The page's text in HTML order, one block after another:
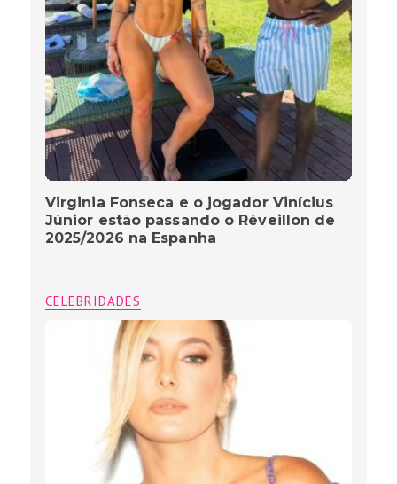
Virginia Fonseca e o jogador Vinícius
Júnior estão passando o Réveillon de
2025/2026 na Espanha
CELEBRIDADES